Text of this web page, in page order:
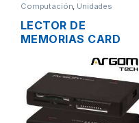
Computación, Unidades
Opticas - Lectores
LECTOR DE
MEMORIAS CARD
ARGOM 88R USB 2.0
TODO EN 1